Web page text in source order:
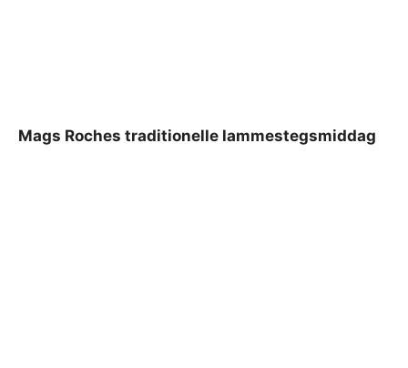
Mags Roches traditionelle lammestegsmiddag